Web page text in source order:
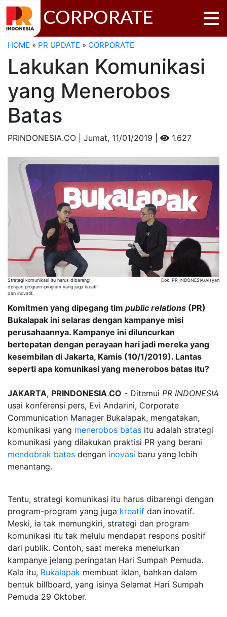
CORPORATE
HOME » PR UPDATE » CORPORATE
Lakukan Komunikasi
yang Menerobos
Batas
PRINDONESIA.CO | Jumat, 11/01/2019 | 1.627
Strategi komunikasi itu harus dibarengi
dengan program-program yang juga kreatif
dan inovatif.
Dok. PR INDONESIA/Aisyah
Komitmen yang dipegang tim public relations (PR)
Bukalapak ini selaras dengan kampanye misi
perusahaannya. Kampanye ini diluncurkan
bertepatan dengan perayaan hari jadi mereka yang
kesembilan di Jakarta, Kamis (10/1/2019). Lantas
seperti apa komunikasi yang menerobos batas itu?
JAKARTA, PRINDONESIA.CO - Ditemui PR INDONESIA
usai konferensi pers, Evi Andarini, Corporate
Communication Manager Bukalapak, mengatakan,
komunikasi yang menerobos batas itu adalah strategi
komunikasi yang dilakukan praktisi PR yang berani
mendobrak batas dengan inovasi baru yang lebih
menantang.
Tentu, strategi komunikasi itu harus dibarengi dengan
program-program yang juga kreatif dan inovatif.
Meski, ia tak memungkiri, strategi dan program
komunikasi itu tak melulu mendapat respons positif
dari publik. Contoh, saat mereka menelurkan
kampanye jelang peringatan Hari Sumpah Pemuda.
Kala itu, Bukalapak membuat iklan, bahkan dalam
bentuk billboard, yang isinya Selamat Hari Sumpah
Pemuda 29 Oktober.